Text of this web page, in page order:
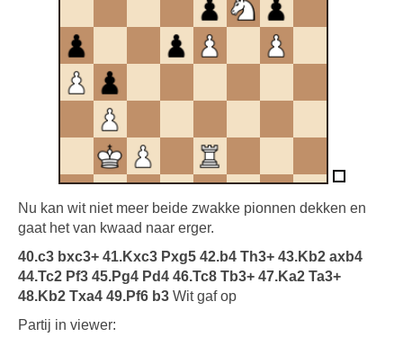
Nu kan wit niet meer beide zwakke pionnen dekken en
gaat het van kwaad naar erger.
40.c3 bxc3+ 41.Kxc3 Pxg5 42.b4 Th3+ 43.Kb2 axb4
44.Tc2 Pf3 45.Pg4 Pd4 46.Tc8 Tb3+ 47.Ka2 Ta3+
48.Kb2 Txa4 49.Pf6 b3 Wit gaf op
Partij in viewer: